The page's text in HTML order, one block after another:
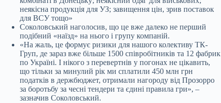
неякісна продукція для УЗ; завищення цін, зрив поставок
для ВСУ тощо»
Соколовський наголосив, що це вже далеко не перший
подібний «наїзд» на нього і групу компаній.
«На жаль, це формує ризики для нашого колективу ТК-
Груп, де зараз вже більше 1500 співробітників та 12 фабрик
по Україні. І нікого з перевертнів у погонах не цікавить,
що тільки за минулий рік ми сплатили 450 млн грн
податків в держбюджет, отримали нагороду від Прозорро
за боротьбу за чесні тендери та єдині правила гри», –
зазначив Соколовський.